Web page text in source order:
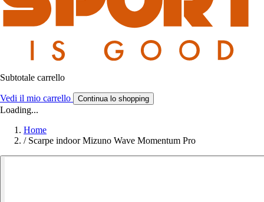
Subtotale carrello
Vedi il mio carrello Continua lo shopping
Loading...
Home
/ Scarpe indoor Mizuno Wave Momentum Pro